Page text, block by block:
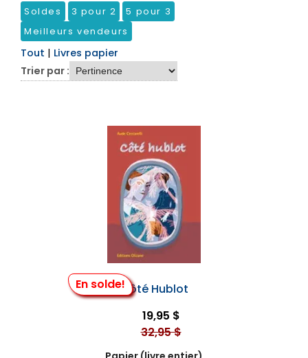
Soldes 3 pour 2
5 pour 3
Meilleurs vendeurs
Tout | Livres papier
Trier par :
En solde!Côté Hublot
19,95 $
32,95 $